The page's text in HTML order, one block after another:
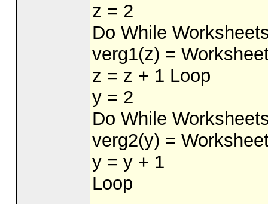
z = 2
Do While
verg1(z) =
z = z + 1 Loop
y = 2
Do While
verg2(y) =
y = y + 1
Loop